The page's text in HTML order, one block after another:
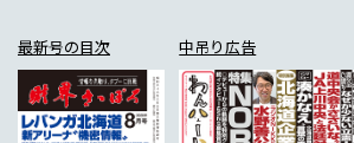
最新号の目次 中吊り広告